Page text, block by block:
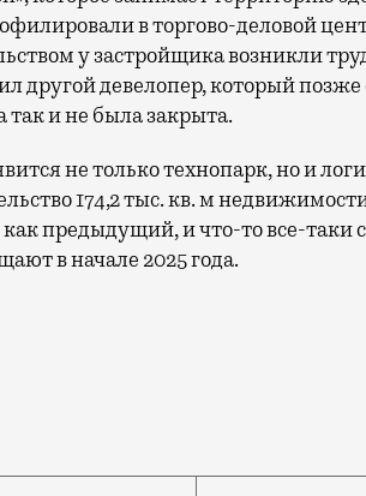
в торгово-деловой
у застройщика возникли
другой девелопер, который позже
так и не была закрыта.
не только технопарк, но и
174,2 тыс. кв. м
как предыдущий, и что-то все-таки
в начале 2025 года.
между Косинской улицей и